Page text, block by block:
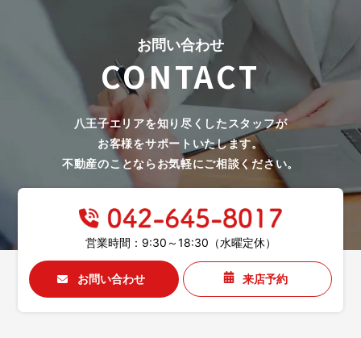
お問い合わせ
CONTACT
八王子エリアを知り尽くしたスタッフが
お客様をサポートいたします。
不動産のことならお気軽にご相談ください。
営業時間：9:30～18:30（水曜定休）
お問い合わせ 来店予約